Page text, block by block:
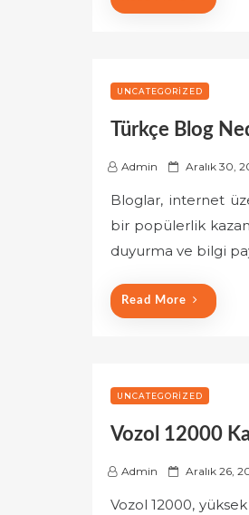
UNCATEGORIZED
Türkçe Blog
Admin
P
s
t
o
n
Aralık 30,
Bloglar, internet
bir popülerlik
duyurma ve bilgi
Read More
UNCATEGORIZED
Vozol 12000
Admin
P
s
Aralık 26,
Vozol 12000,